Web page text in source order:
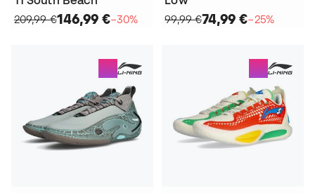
209,99 €146,99 €−30%
99,99 €74,99 €−25%